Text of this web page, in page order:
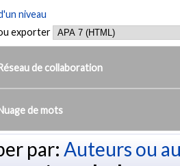
niveau
exporter
de collaboration
de mots
par: Auteurs ou